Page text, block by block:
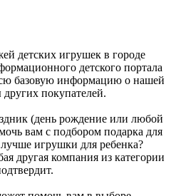
детских игрушек в городе
детского портала
базовую информацию о нашей
покупателей.
(день рождение или любой
вам с подбором подарка для
игрушки для ребенка?
другая компания из категории